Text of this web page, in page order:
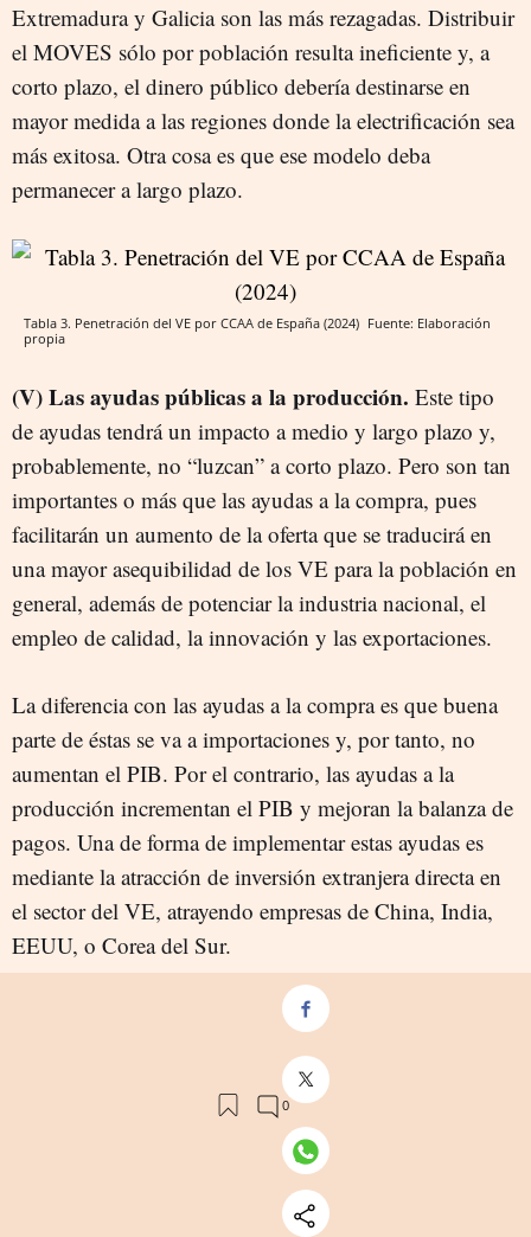
Extremadura y Galicia son las más rezagadas. Distribuir
el MOVES sólo por población resulta ineficiente y, a
corto plazo, el dinero público debería destinarse en
mayor medida a las regiones donde la electrificación sea
más exitosa. Otra cosa es que ese modelo deba
permanecer a largo plazo.
Tabla 3. Penetración del VE por CCAA de España (2024) Fuente: Elaboración
propia
(V) Las ayudas públicas a la producción. Este tipo
de ayudas tendrá un impacto a medio y largo plazo y,
probablemente, no “luzcan” a corto plazo. Pero son tan
importantes o más que las ayudas a la compra, pues
facilitarán un aumento de la oferta que se traducirá en
una mayor asequibilidad de los VE para la población en
general, además de potenciar la industria nacional, el
empleo de calidad, la innovación y las exportaciones.
La diferencia con las ayudas a la compra es que buena
parte de éstas se va a importaciones y, por tanto, no
aumentan el PIB. Por el contrario, las ayudas a la
producción incrementan el PIB y mejoran la balanza de
pagos. Una de forma de implementar estas ayudas es
mediante la atracción de inversión extranjera directa en
el sector del VE, atrayendo empresas de China, India,
EEUU, o Corea del Sur.
(VI) La infraestructura de recarga.
por parte de un ciudadano o una empresa. En España
tenemos la suerte de tener una industria nacional de
cargadores de vehículos eléctricos (IIRR), que fue
pionera, hoy tiene 20 fabricantes de primer nivel que
compiten en Europa, Oriente Medio y África y que